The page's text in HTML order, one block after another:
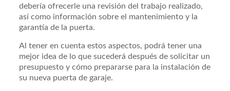
debería ofrecerle una revisión del trabajo realizado,
así como información sobre el mantenimiento y la
garantía de la puerta.
Al tener en cuenta estos aspectos, podrá tener una
mejor idea de lo que sucederá después de solicitar un
presupuesto y cómo prepararse para la instalación de
su nueva puerta de garaje.